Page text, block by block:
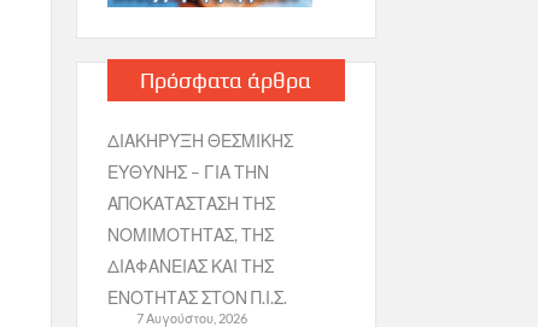
Πρόσφατα άρθρα
ΔΙΑΚΗΡΥΞΗ ΘΕΣΜΙΚΗΣ
ΕΥΘΥΝΗΣ – ΓΙΑ ΤΗΝ
ΑΠΟΚΑΤΑΣΤΑΣΗ ΤΗΣ
ΝΟΜΙΜΟΤΗΤΑΣ, ΤΗΣ
ΔΙΑΦΑΝΕΙΑΣ ΚΑΙ ΤΗΣ
ΕΝΟΤΗΤΑΣ ΣΤΟΝ Π.Ι.Σ.
7 Αυγούστου, 2026